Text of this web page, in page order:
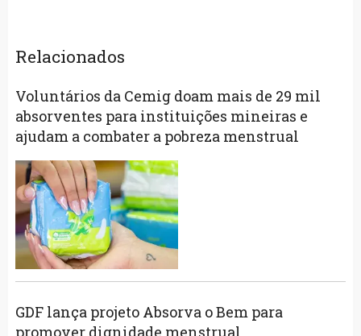
Relacionados
Voluntários da Cemig doam mais de 29 mil
absorventes para instituições mineiras e
ajudam a combater a pobreza menstrual
GDF lança projeto Absorva o Bem para
promover dignidade menstrual